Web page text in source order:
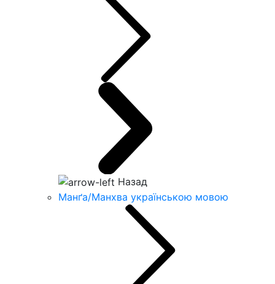
Назад
Манґа/Манхва українською мовою